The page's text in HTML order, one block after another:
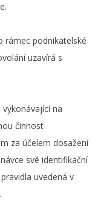
podnikatelské
uzavírá s
na
činnost
za účelem dosažení
své identifikační
uvedená v